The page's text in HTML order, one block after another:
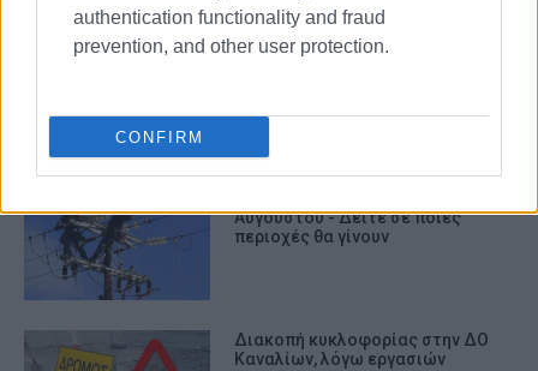
authentication functionality and fraud
prevention, and other user protection.
CONFIRM
ΔΕΔΔΗΕ
ΣΧΕΤΙΚA AΡΘΡΑ
Αυγούστου - Δείτε σε ποιες
περιοχές θα γίνουν
Διακοπή κυκλοφορίας στην ΔΟ
Καναλίων, λόγω εργασιών